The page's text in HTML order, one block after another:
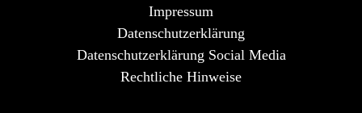
Impressum
Datenschutzerklärung
Datenschutzerklärung Social Media
Rechtliche Hinweise